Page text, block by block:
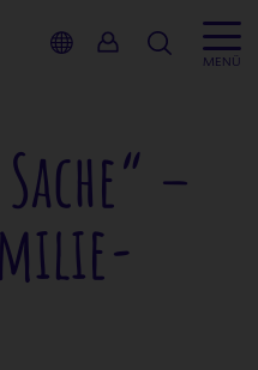
Suche
MENÜ
–
-
Inhalt